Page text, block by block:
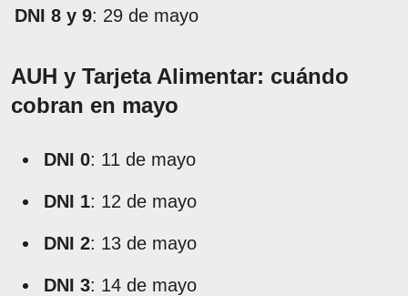
DNI 8 y 9: 29 de mayo
AUH y Tarjeta Alimentar: cuándo
cobran en mayo
DNI 0: 11 de mayo
DNI 1: 12 de mayo
DNI 2: 13 de mayo
DNI 3: 14 de mayo